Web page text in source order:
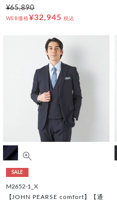
¥65,890
WEB価格¥32,945 税込
SALE
M2652-1_X
【JOHN PEARSE comfort】【通